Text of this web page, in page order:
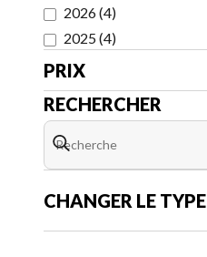
2026(4)
2025(4)
PRIX
RECHERCHER
CHANGER LE TYPE